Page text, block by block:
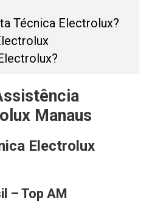
Técnica Electrolux?
Manaus
Electrolux
– Top AM